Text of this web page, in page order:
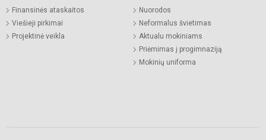
Finansinės ataskaitos
Viešieji pirkimai
Projektinė veikla
Nuorodos
Neformalus švietimas
Aktualu mokiniams
Priėmimas į progimnaziją
Mokinių uniforma